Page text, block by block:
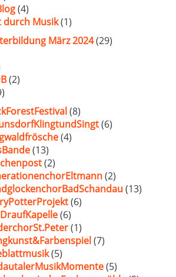
(4)
durch Musik(1)
März 2024(29)
(2)
(8)
(6)
(4)
(13)
(2)
(2)
(13)
(6)
(6)
(1)
(7)
(5)
(5)